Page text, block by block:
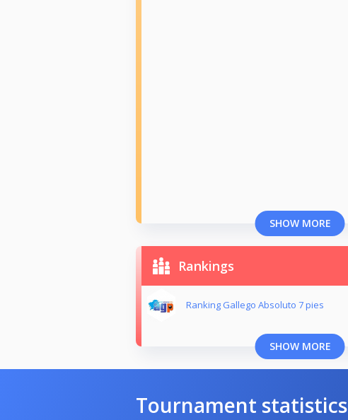
SHOW MORE
Rankings
Ranking Gallego Absoluto 7 pies
SHOW MORE
Tournament statistics